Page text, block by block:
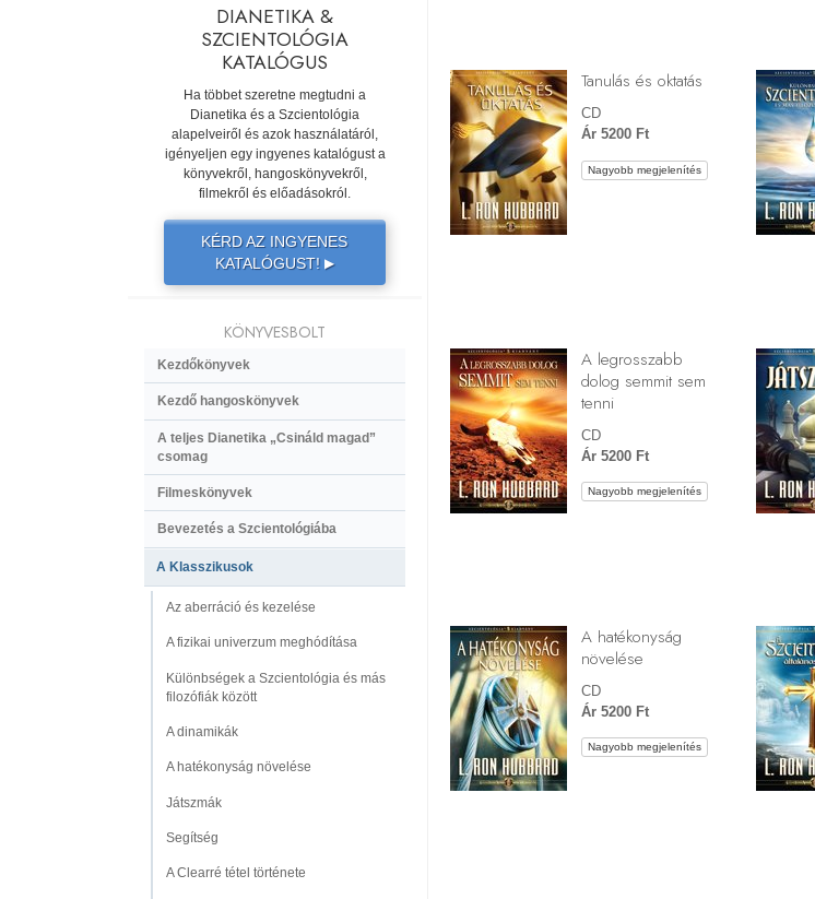
Tanulás és oktatás
CD
Ár 5200 Ft
Nagyobb megjelenítés
A legrosszabb
dolog semmit sem
tenni
CD
Ár 5200 Ft
Nagyobb megjelenítés
A hatékonyság
növelése
CD
Ár 5200 Ft
Nagyobb megjelenítés
DIANETIKA &
SZCIENTOLÓGIA
KATALÓGUS
Ha többet szeretne megtudni a
Dianetika és a Szcientológia
alapelveiről és azok használatáról,
igényeljen egy ingyenes katalógust a
könyvekről, hangoskönyvekről,
filmekről és előadásokról.
KÉRD AZ INGYENES
KATALÓGUST! ▶
KÖNYVESBOLT
Kezdőkönyvek
Kezdő hangoskönyvek
A teljes Dianetika „Csináld magad”
csomag
Filmeskönyvek
Bevezetés a Szcientológiába
A Klasszikusok
Az aberráció és kezelése
A fizikai univerzum meghódítása
Különbségek a Szcientológia és más
filozófiák között
A dinamikák
A hatékonyság növelése
Játszmák
Segítség
A Clearré tétel története